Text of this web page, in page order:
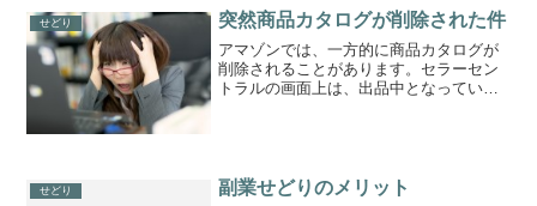
す。 pic.twitter.com/z4wFAlxP...
せどり 突然商品カタログが削除された件
アマゾンでは、一方的に商品カタログが
削除されることがあります。セラーセン
トラルの画面上は、出品中となっている
せどり 副業せどりのメリット